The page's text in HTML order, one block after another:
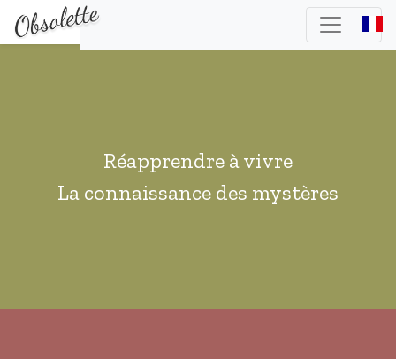
Réapprendre à vivre
La connaissance des mystères